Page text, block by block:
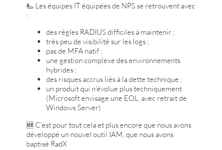
🫷 Les équipes IT équipées de NPS se retrouvent avec
:
des règles RADIUS difficiles à maintenir ;
très peu de visibilité sur les logs ;
pas de MFA natif ;
une gestion complexe des environnements
hybrides ;
des risques accrus liés à la dette technique ;
un produit qui n’évolue plus techniquement
(Microsoft envisage une EOL, avec retrait de
Windows Server)
🆕 C’est pour tout cela et plus encore que nous avons
développé un nouvel outil IAM, que nous avons
baptisé RadX